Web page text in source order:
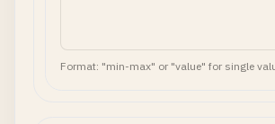
Format: "min-max" or "value" for single